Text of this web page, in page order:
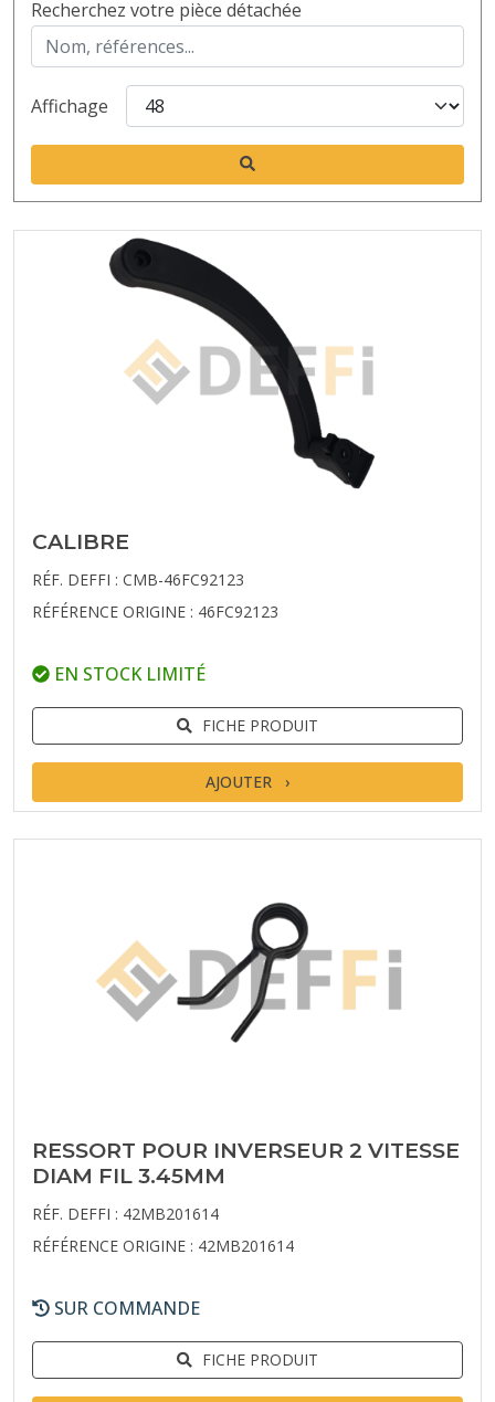
Recherchez votre pièce détachée
Affichage
CALIBRE
RÉF. DEFFI : CMB-46FC92123
RÉFÉRENCE ORIGINE : 46FC92123
EN STOCK LIMITÉ
FICHE PRODUIT
AJOUTER
RESSORT POUR INVERSEUR 2 VITESSE
DIAM FIL 3.45MM
RÉF. DEFFI : 42MB201614
RÉFÉRENCE ORIGINE : 42MB201614
SUR COMMANDE
FICHE PRODUIT